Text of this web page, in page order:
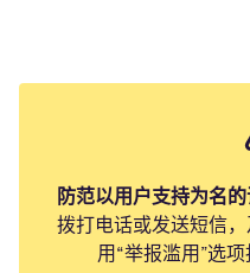
防范以用户支持为名的
拨打电话或发送短信
用“举报滥用”选